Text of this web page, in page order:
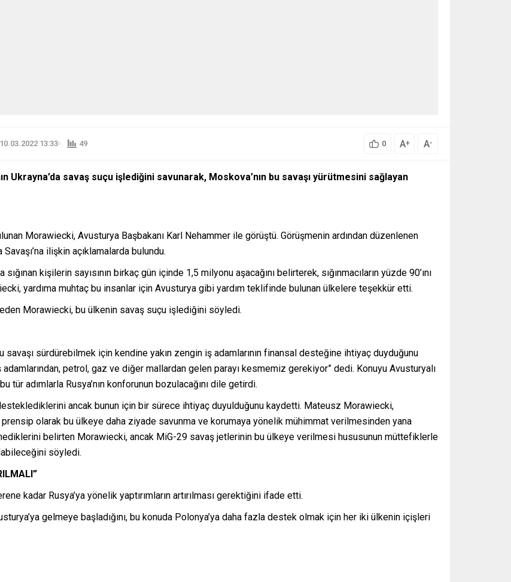
13:33 49 0 A+ A-
Ukrayna’da savaş suçu işlediğini savunarak, Moskova’nın bu savaşı yürütmesini sağlayan
Morawiecki, Avusturya Başbakanı Karl Nehammer ile görüştü. Görüşmenin ardından düzenlenen
ilişkin açıklamalarda bulundu.
kişilerin sayısının birkaç gün içinde 1,5 milyonu aşacağını belirterek, sığınmacıların yüzde 90’ını
yardıma muhtaç bu insanlar için Avusturya gibi yardım teklifinde bulunan ülkelere teşekkür etti.
eden Morawiecki, bu ülkenin savaş suçu işlediğini söyledi.
savaşı sürdürebilmek için kendine yakın zengin iş adamlarının finansal desteğine ihtiyaç duyduğunu
petrol, gaz ve diğer mallardan gelen parayı kesmemiz gerekiyor” dedi. Konuyu Avusturyalı
tür adımlarla Rusya’nın konforunun bozulacağını dile getirdi.
ancak bunun için bir sürece ihtiyaç duyulduğunu kaydetti. Mateusz Morawiecki,
prensip olarak bu ülkeye daha ziyade savunma ve korumaya yönelik mühimmat verilmesinden yana
belirten Morawiecki, ancak MiG-29 savaş jetlerinin bu ülkeye verilmesi hususunun müttefiklerle
söyledi.
kadar Rusya’ya yönelik yaptırımların artırılması gerektiğini ifade etti.
gelmeye başladığını, bu konuda Polonya’ya daha fazla destek olmak için her iki ülkenin içişleri